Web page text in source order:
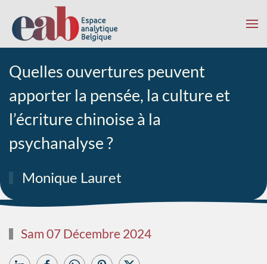
Accéder au contenu principal
Quelles ouvertures peuvent
apporter la pensée, la culture et
l’écriture chinoise à la
psychanalyse ?
Monique Lauret
Sam 07 Décembre 2024